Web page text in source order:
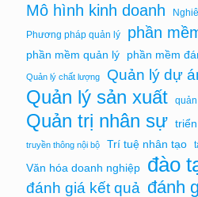
Mô hình kinh doanh
Phương pháp quản lý
phần
phần mềm quản lý phần mềm
Quản lý chất lượng Quản lý dự
Quản lý sản xuất
Quản trị nhân sự
truyền thông nội bộ Trí tuệ nhân tạo
Văn hóa doanh nghiệp đào
đánh giá kết quả đánh